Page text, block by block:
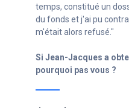
les conseillers
le prêt relais qui
immobilier,